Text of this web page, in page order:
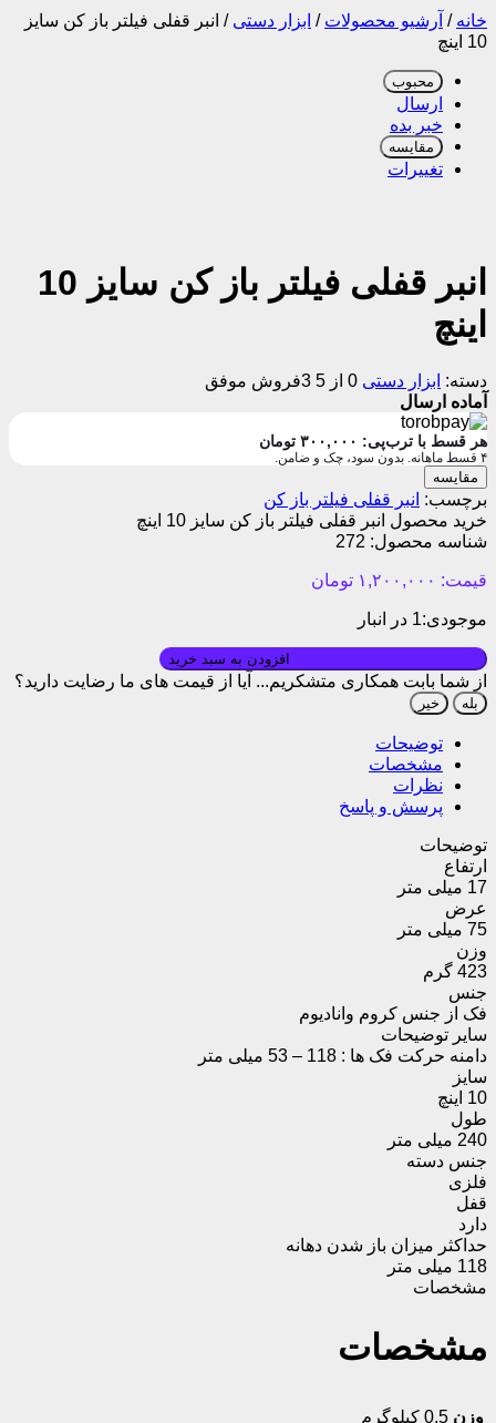
خانه / آرشیو محصولات / ابزار دستی / انبر قفلی فیلتر باز کن سایز
10 اینچ
محبوب
ارسال
خبر بده
مقایسه
تغییرات
انبر قفلی فیلتر باز کن سایز 10
اینچ
دسته: ابزار دستی 0 از 5
3فروش موفق
آماده ارسال
هر قسط با ترب‌پی: ۳۰۰,۰۰۰ تومان
۴ قسط ماهانه. بدون سود، چک و ضامن.
مقایسه
برچسب: انبر قفلی فیلتر باز کن
خرید محصول انبر قفلی فیلتر باز کن سایز 10 اینچ
شناسه محصول: 272
قیمت: ۱,۲۰۰,۰۰۰ تومان
موجودی:1 در انبار
از شما بابت همکاری متشکریم... آیا از قیمت های ما رضایت دارید؟
بله خیر
توضیحات
مشخصات
نظرات
پرسش و پاسخ
توضیحات
ارتفاع
17 میلی متر
عرض
75 میلی متر
وزن
423 گرم
جنس
فک از جنس کروم وانادیوم
سایر توضیحات
دامنه حرکت فک ها : 118 – 53 میلی متر
سایز
10 اینچ
طول
240 میلی متر
جنس دسته
فلزی
قفل
دارد
حداکثر میزان باز شدن دهانه
118 میلی متر
مشخصات
مشخصات
وزن 0.5 کیلوگرم